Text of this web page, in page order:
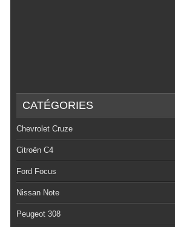
CATÉGORIES
Chevrolet Cruze
Citroën C4
Ford Focus
Nissan Note
Peugeot 308